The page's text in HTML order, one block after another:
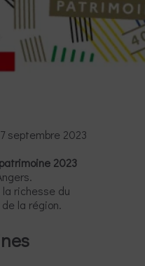
septembre 2023
2023
richesse du
la région.